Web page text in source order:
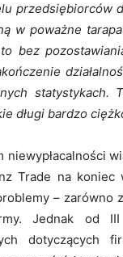
przedsiębiorców
w poważne
bez
statystykach.
długi bardzo
niewypłacalności
Trade na
– zarówno
Jednak od